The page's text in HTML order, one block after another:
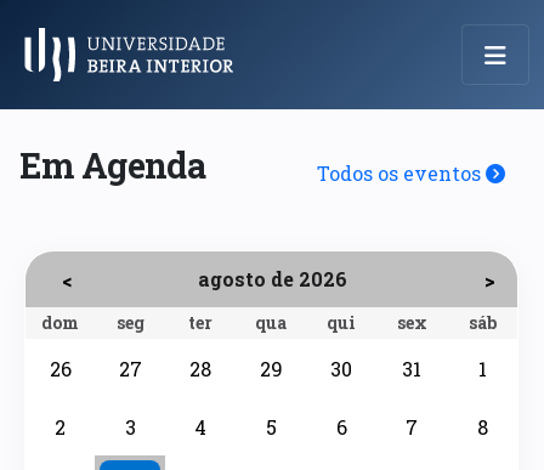
Menu Principal
Em Agenda Todos os eventos
< agosto de 2026 >
dom seg ter qua qui sex sáb
26 27 28 29 30 31 1
2 3 4 5 6 7 8